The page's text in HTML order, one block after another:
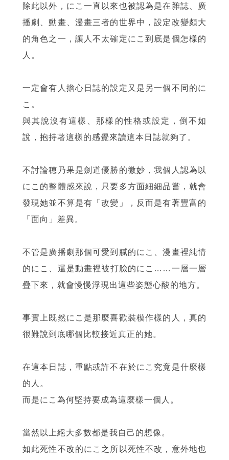
除此以外，にこ一直以來也被認為是在雜誌、廣
播劇、動畫、漫畫三者的世界中，設定改變頗大
的角色之一，讓人不太確定にこ到底是個怎樣的
人。
一定會有人擔心日誌的設定又是另一個不同的に
こ。
與其說沒有這樣、那樣的性格或設定，倒不如
說，抱持著這樣的感覺來讀這本日誌就夠了。
不討論穂乃果是劍道優勝的微妙，我個人認為以
にこ的整體感來說，只要多方面細細品嘗，就會
發現她並不算是有「改變」，反而是有著豐富的
「面向」差異。
不管是廣播劇那個可愛到膩的にこ、漫畫裡純情
的にこ、還是動畫裡被打臉的にこ……一層一層
疊下來，就會慢慢浮現出這些姿態心酸的地方。
事實上既然にこ是那麼喜歡裝模作樣的人，真的
很難說到底哪個比較接近真正的她。
在這本日誌，重點或許不在於にこ究竟是什麼樣
的人。
而是にこ為何堅持要成為這麼樣一個人。
當然以上絕大多數都是我自己的想像。
如此死性不改的にこ之所以死性不改，意外地也